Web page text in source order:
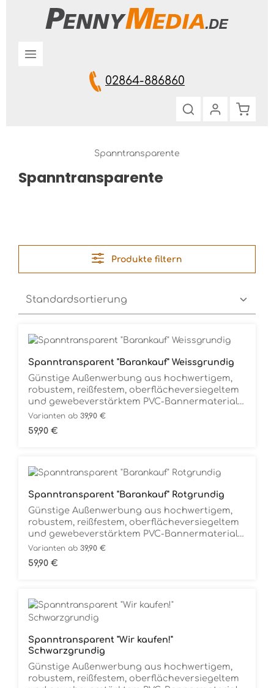
Zum Hauptinhalt springen
02864-886860
Spanntransparente
Spanntransparente
Produkte filtern
Spanntransparent "Barankauf" Weissgrundig
Günstige Außenwerbung aus hochwertigem,
robustem, reißfestem, oberflächeversiegeltem
und gewebeverstärktem PVC-Bannermaterial
(680g/m2), komplett mit Messingösen
(längsseitig) zum universellen Befestigen.
Flexible Werbung, überall einsatzfähig, speziell
gebrauchsfertig. Auspacken und Aufhängen.
Varianten ab 39,90 €
Regulärer Preis:
59,90 €
Spanntransparent "Barankauf" Rotgrundig
Günstige Außenwerbung aus hochwertigem,
robustem, reißfestem, oberflächeversiegeltem
und gewebeverstärktem PVC-Bannermaterial
(680g/m2), komplett mit Messingösen
(längsseitig) zum universellen Befestigen.
Flexible Werbung, überall einsatzfähig, speziell
gebrauchsfertig. Auspacken und Aufhängen.
Varianten ab 39,90 €
Regulärer Preis:
59,90 €
Spanntransparent "Wir kaufen!"
Schwarzgrundig
Günstige Außenwerbung aus hochwertigem,
robustem, reißfestem, oberflächeversiegeltem